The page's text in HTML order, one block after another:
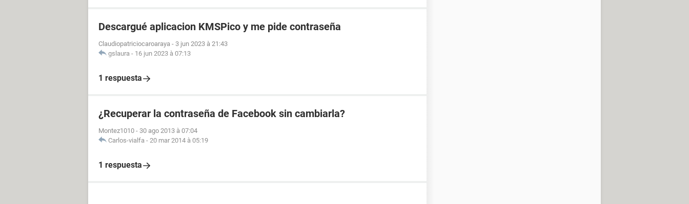
Descargué aplicacion KMSPico y me pide contraseña
Claudiopatriciocaroaraya - 3 jun 2023 à 21:43
gslaura - 16 jun 2023 à 07:13
1 respuesta
¿Recuperar la contraseña de Facebook sin cambiarla?
Montez1010 - 30 ago 2013 à 07:04
Carlos-vialfa - 20 mar 2014 à 05:19
1 respuesta